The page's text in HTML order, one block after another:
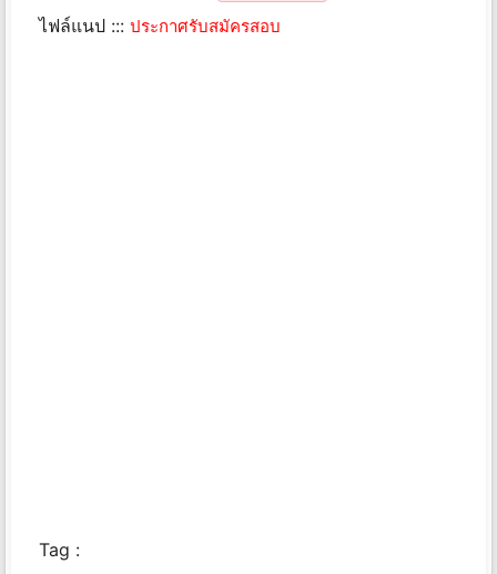
ไฟล์แนป ::: ประกาศรับสมัครสอบ
Tag :